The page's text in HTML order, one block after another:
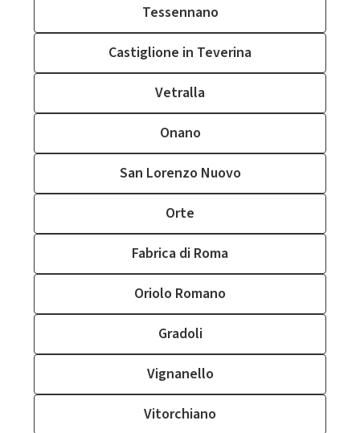
Tessennano
Castiglione in Teverina
Vetralla
Onano
San Lorenzo Nuovo
Orte
Fabrica di Roma
Oriolo Romano
Gradoli
Vignanello
Vitorchiano